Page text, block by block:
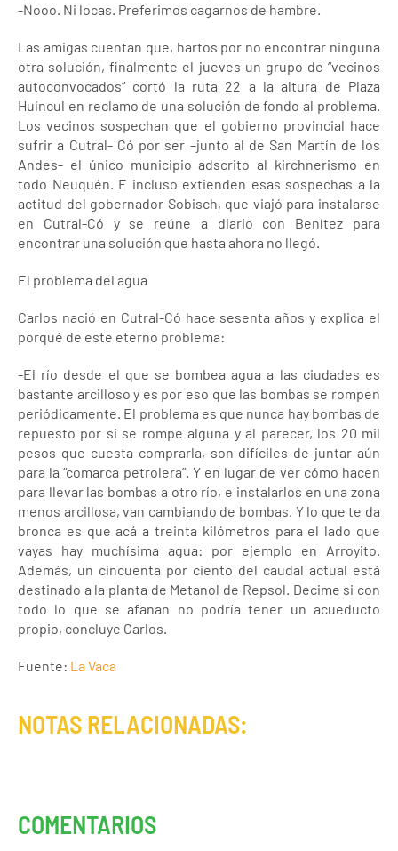
-Nooo. Ni locas. Preferimos cagarnos de hambre.
Las amigas cuentan que, hartos por no encontrar ninguna
otra solución, finalmente el jueves un grupo de “vecinos
autoconvocados” cortó la ruta 22 a la altura de Plaza
Huincul en reclamo de una solución de fondo al problema.
Los vecinos sospechan que el gobierno provincial hace
sufrir a Cutral- Có por ser –junto al de San Martín de los
Andes- el único municipio adscrito al kirchnerismo en
todo Neuquén. E incluso extienden esas sospechas a la
actitud del gobernador Sobisch, que viajó para instalarse
en Cutral-Có y se reúne a diario con Benítez para
encontrar una solución que hasta ahora no llegó.
El problema del agua
Carlos nació en Cutral-Có hace sesenta años y explica el
porqué de este eterno problema:
-El río desde el que se bombea agua a las ciudades es
bastante arcilloso y es por eso que las bombas se rompen
periódicamente. El problema es que nunca hay bombas de
repuesto por si se rompe alguna y al parecer, los 20 mil
pesos que cuesta comprarla, son difíciles de juntar aún
para la “comarca petrolera”. Y en lugar de ver cómo hacen
para llevar las bombas a otro río, e instalarlos en una zona
menos arcillosa, van cambiando de bombas. Y lo que te da
bronca es que acá a treinta kilómetros para el lado que
vayas hay muchísima agua: por ejemplo en Arroyito.
Además, un cincuenta por ciento del caudal actual está
destinado a la planta de Metanol de Repsol. Decime si con
todo lo que se afanan no podría tener un acueducto
propio, concluye Carlos.
Fuente: La Vaca
NOTAS RELACIONADAS:
COMENTARIOS